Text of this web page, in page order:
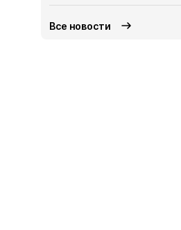
Все новости